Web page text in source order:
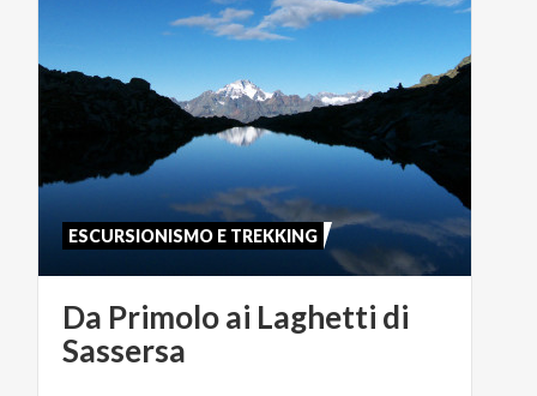
Da Primolo ai Laghetti di
Sassersa
ESCURSIONISMO E TREKKING